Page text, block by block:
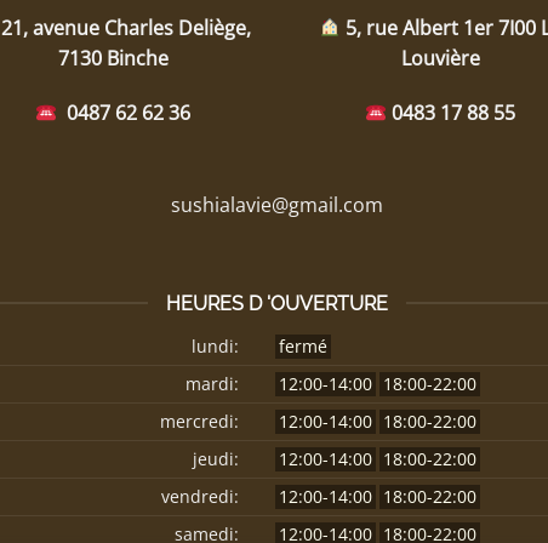
21, avenue Charles Deliège,
7130 Binche
0487 62 62 36
5, rue Albert 1er 7I00
Louvière
0483 17 88 55
sushialavie@gmail.com
HEURES D 'OUVERTURE
lundi:
fermé
mardi:
12:00-14:00 18:00-22:00
mercredi:
12:00-14:00 18:00-22:00
jeudi:
12:00-14:00 18:00-22:00
vendredi:
12:00-14:00 18:00-22:00
samedi:
12:00-14:00 18:00-22:00